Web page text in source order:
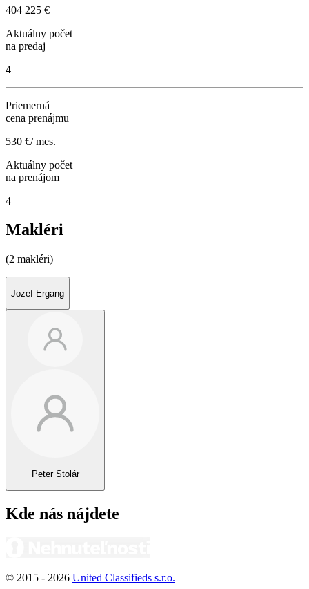
404 225 €
Aktuálny počet
na predaj
4
Priemerná
cena prenájmu
530 €/ mes.
Aktuálny počet
na prenájom
4
Makléri
(2 makléri)
Jozef Ergang
Peter Stolár
Kde nás nájdete
© 2015 - 2026 United Classifieds s.r.o.